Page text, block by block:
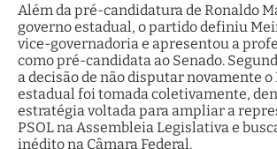
Além da pré-candidatura de Ronaldo
governo estadual, o partido definiu
vice-governadoria e apresentou a
como pré-candidata ao Senado.
a decisão de não disputar novamente o
estadual foi tomada coletivamente,
estratégia voltada para ampliar a
PSOL na Assembleia Legislativa e
inédito na Câmara Federal.